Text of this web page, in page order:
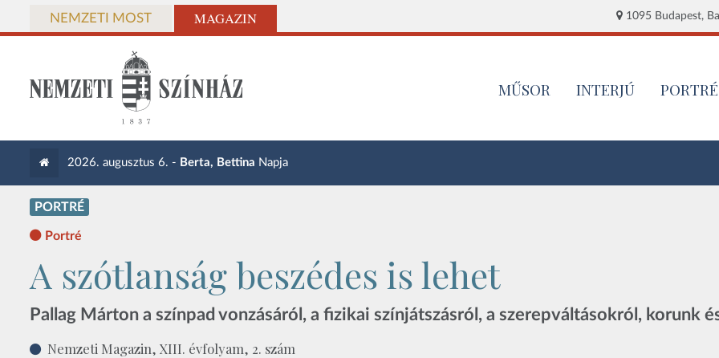
NEMZETI MOST MAGAZIN 1095 Budapest,
MŰSOR INTERJÚ PORTRÉ
2026. augusztus 6. - Berta, Bettina Napja
PORTRÉ
Portré
A szótlanság beszédes is lehet
Pallag Márton a színpad vonzásáról, a fizikai színjátszásról, a szerepváltásokról, korunk
Nemzeti Magazin, XIII. évfolyam, 2. szám